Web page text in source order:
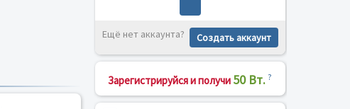
Ещё нет аккаунта? Создать аккаунт
Зарегистрируйся и получи 50 Вт. ?